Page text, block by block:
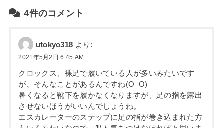
4件のコメント
utokyo318 より:
2021年5月2日 6:45 AM
クロックス、裸足で履いている人が多いみたいです
が、そんなことがあるんですね(O_O)
暑くなると靴下を履かなくなりますが、足の指を露出
させないほうがいいんでしょうね。
エスカレーターのステップに足の指が巻き込まれた方